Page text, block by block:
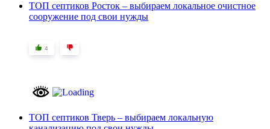
ТОП септиков Росток – выбираем локальное очистное
сооружение под свои нужды
4
ТОП септиков Тверь – выбираем локальную